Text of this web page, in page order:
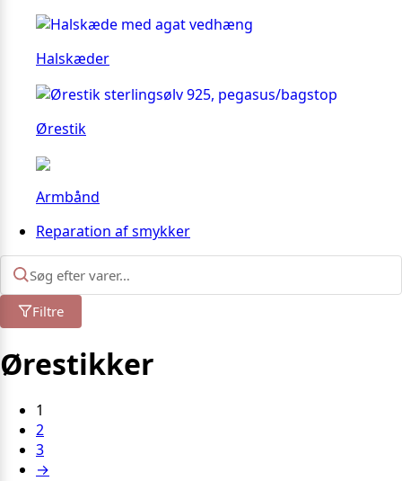
Halskæder
Ørestik
Armbånd
Reparation af smykker
Filtre
Ørestikker
1
2
3
→